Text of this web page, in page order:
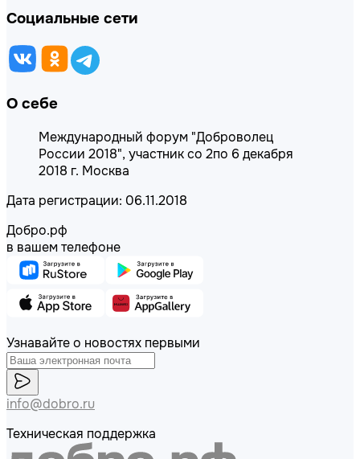
Социальные сети
О себе
Международный форум "Доброволец
России 2018", участник со 2по 6 декабря
2018 г. Москва
Дата регистрации: 06.11.2018
Добро.рф
в вашем телефоне
Узнавайте о новостях первыми
info@dobro.ru
Техническая поддержка